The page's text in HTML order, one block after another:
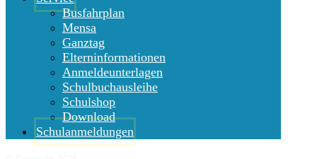
Busfahrplan
Mensa
Ganztag
Elterninformationen
Anmeldeunterlagen
Schulbuchausleihe
Schulshop
Download
Schulanmeldungen